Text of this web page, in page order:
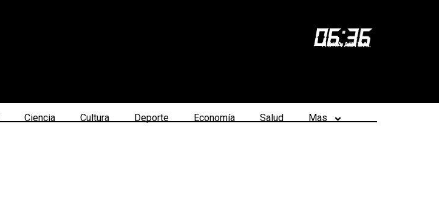
06:36
HORA ACTUAL
Ciencia Cultura Deporte Economía Salud Mas